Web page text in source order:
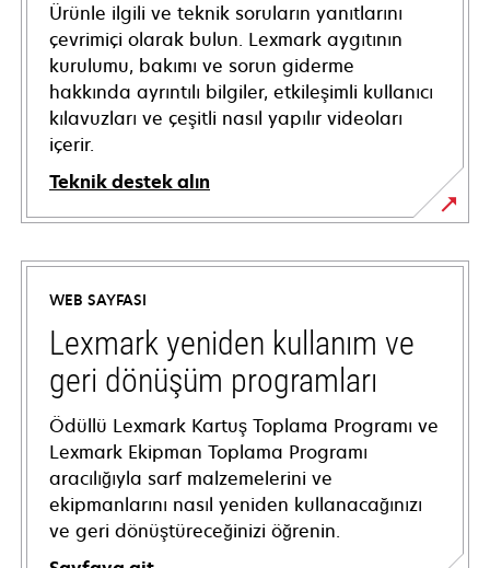
Ürünle ilgili ve teknik soruların yanıtlarını
çevrimiçi olarak bulun. Lexmark aygıtının
kurulumu, bakımı ve sorun giderme
hakkında ayrıntılı bilgiler, etkileşimli kullanıcı
kılavuzları ve çeşitli nasıl yapılır videoları
içerir.
Teknik destek alın
opens
in
new
tab
WEB SAYFASI
Lexmark yeniden kullanım ve
geri dönüşüm programları
Ödüllü Lexmark Kartuş Toplama Programı ve
Lexmark Ekipman Toplama Programı
aracılığıyla sarf malzemelerini ve
ekipmanlarını nasıl yeniden kullanacağınızı
ve geri dönüştüreceğinizi öğrenin.